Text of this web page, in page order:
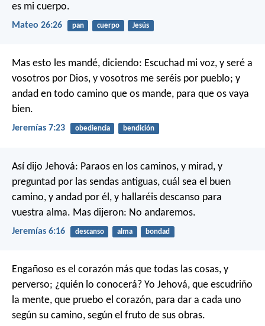
es mi cuerpo.
Mateo 26:26 pan cuerpo Jesús
Mas esto les mandé, diciendo: Escuchad mi voz, y seré a
vosotros por Dios, y vosotros me seréis por pueblo; y
andad en todo camino que os mande, para que os vaya
bien.
Jeremías 7:23 obediencia bendición
Así dijo Jehová: Paraos en los caminos, y mirad, y
preguntad por las sendas antiguas, cuál sea el buen
camino, y andad por él, y hallaréis descanso para
vuestra alma. Mas dijeron: No andaremos.
Jeremías 6:16 descanso alma bondad
Engañoso es el corazón más que todas las cosas, y
perverso; ¿quién lo conocerá? Yo Jehová, que escudriño
la mente, que pruebo el corazón, para dar a cada uno
según su camino, según el fruto de sus obras.